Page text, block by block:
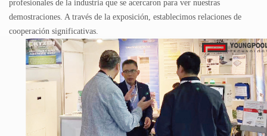
profesionales de la industria que se acercaron para ver nuestras
demostraciones. A través de la exposición, establecimos relaciones de
cooperación significativas.